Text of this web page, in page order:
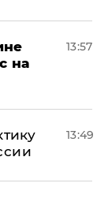
на
13:57
13:49